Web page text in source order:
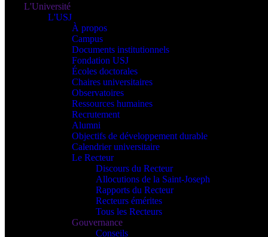
L'Université
L'USJ
À propos
Campus
Documents institutionnels
Fondation USJ
Écoles doctorales
Chaires universitaires
Observatoires
Ressources humaines
Recrutement
Alumni
Objectifs de développement durable
Calendrier universitaire
Le Recteur
Discours du Recteur
Allocutions de la Saint-Joseph
Rapports du Recteur
Recteurs émérites
Tous les Recteurs
Gouvernance
Conseils